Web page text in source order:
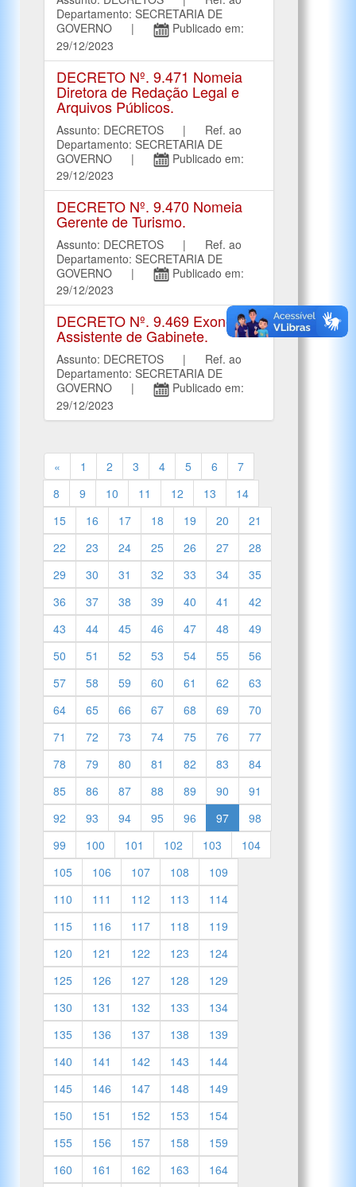
Departamento: SECRETARIA DE
GOVERNO |
Publicado em:
29/12/2023
DECRETO Nº. 9.471 Nomeia
Diretora de Redação Legal e
Arquivos Públicos.
Assunto: DECRETOS | Ref. ao
Departamento: SECRETARIA DE
GOVERNO |
Publicado em:
29/12/2023
DECRETO Nº. 9.470 Nomeia
Gerente de Turismo.
Assunto: DECRETOS | Ref. ao
Departamento: SECRETARIA DE
GOVERNO |
Publicado em:
29/12/2023
DECRETO Nº. 9.469 Exonera
Assistente de Gabinete.
Assunto: DECRETOS | Ref. ao
Departamento: SECRETARIA DE
GOVERNO |
Publicado em:
29/12/2023
« 1 2 3 4 5 6
7
8
9 10 11 12 13
14
15
16 17 18 19 20
21
22
23 24 25 26 27
28
29
30 31 32 33 34
35
36
37 38 39 40 41
42
43
44 45 46 47 48
49
50
51 52 53 54 55
56
57
58 59 60 61 62
63
64
65 66 67 68 69
70
71
72 73 74 75 76
77
78
79 80 81 82 83
84
85
86 87 88 89 90
91
92
93 94 95 96 97
98
99
100 101 102 103
104
105
106 107 108
109
110
111 112 113
114
115
116 117 118
119
120
121 122 123
124
125
126 127 128
129
130
131 132 133
134
135
136 137 138
139
140
141 142 143
144
145
146 147 148
149
150
151 152 153
154
155
156 157 158
159
160
161 162 163
164